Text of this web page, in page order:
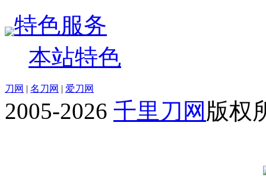
特色服务
本站特色
刀网 | 名刀网 | 爱刀网
2005-2026 千里刀网 版权